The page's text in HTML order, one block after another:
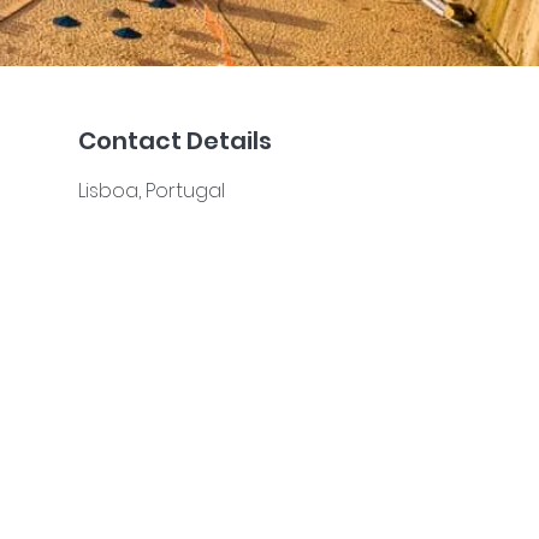
Contact Details
Lisboa, Portugal